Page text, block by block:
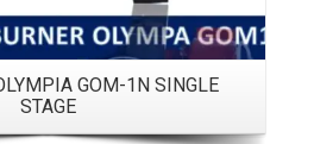
GOM-1N SINGLE
STAGE